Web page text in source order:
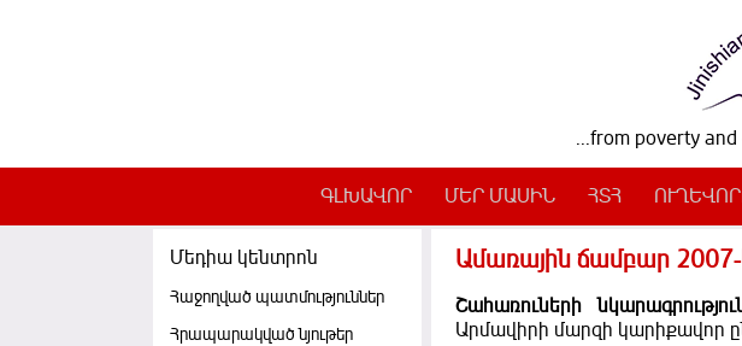
...from poverty
ԳԼԽԱՎՈՐ ՄԵՐ ՄԱՍԻՆ ՀՏՀ
Մեդիա կենտրոն
Հաջողված պատմություններ
Հրապարակված նյութեր
Ամառային ճամբար
Շահառուների
Արմավիրի մարզի կարիքավոր